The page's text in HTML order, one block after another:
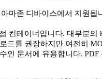
마존 디바이스에서 지원
컨테이너입니다. 대부분
드를 권장하지만 여전히
인 문서에 유용합니다.